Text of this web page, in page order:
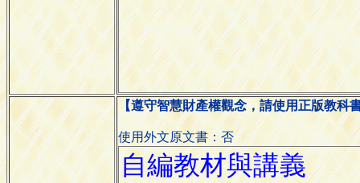
【遵守智慧財產權觀念，請使用正版教科
使用外文原文書：否